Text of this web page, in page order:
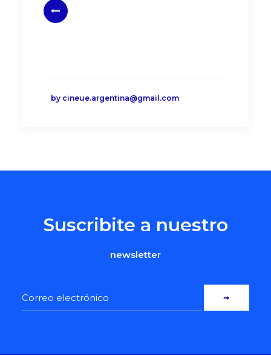
by cineue.argentina@gmail.com
Suscribite a nuestro
newsletter